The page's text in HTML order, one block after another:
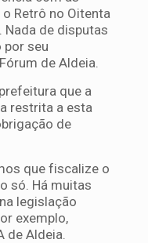
Retrô no Oitenta
Nada de disputas
seu
de Aldeia.
que a
restrita a esta
de
que fiscalize o
só. Há muitas
legislação
exemplo,
de Aldeia.